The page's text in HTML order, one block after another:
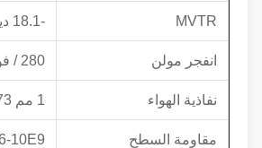
MVTR
انفجر مولن
نفاذية الهواء
مقاومة السطح 10E6-10E9